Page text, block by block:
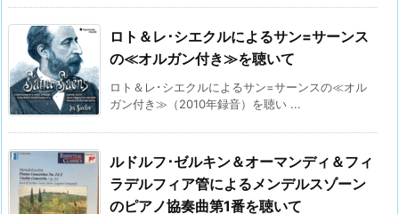
ロト＆レ･シエクルによるサン=サーンス
の≪オルガン付き≫を聴いて
ロト＆レ･シエクルによるサン=サーンスの≪オル
ガン付き≫（2010年録音）を聴い ...
ルドルフ･ゼルキン＆オーマンディ＆フィ
ラデルフィア管によるメンデルスゾーン
のピアノ協奏曲第1番を聴いて